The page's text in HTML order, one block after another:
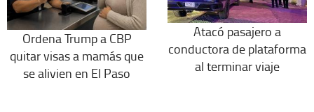
Ordena Trump a CBP
quitar visas a mamás que
se alivien en El Paso
Atacó pasajero a
conductora de plataforma
al terminar viaje